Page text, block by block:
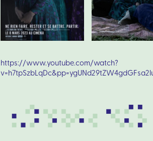
https://www.youtube.com/watch?